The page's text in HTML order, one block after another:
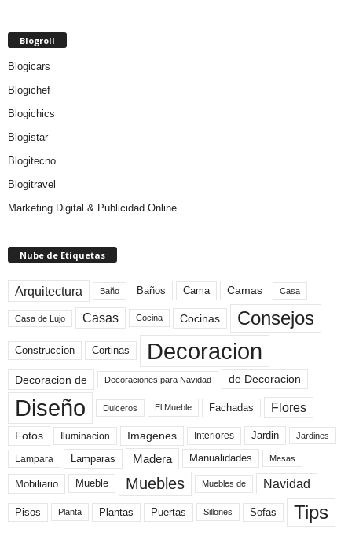
Blogroll
Blogicars
Blogichef
Blogichics
Blogistar
Blogitecno
Blogitravel
Marketing Digital & Publicidad Online
Nube de Etiquetas
Arquitectura Baño Baños Cama Camas Casa
Casa de Lujo Casas Cocina Cocinas Consejos
Construccion Cortinas Decoracion
Decoracion de Decoraciones para Navidad de Decoracion
Diseño Dulceros El Mueble Fachadas Flores
Fotos Iluminacion Imagenes Interiores Jardin Jardines
Lampara Lamparas Madera Manualidades Mesas
Mobiliario Mueble Muebles Muebles de Navidad
Pisos Planta Plantas Puertas Sillones Sofas Tips